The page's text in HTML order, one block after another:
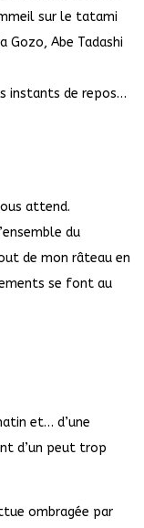
sur le tatami
Gozo, Abe Tadashi
instants de repos…
attend.
du
de mon râteau en
se font au
et… d’une
d’un peut trop
ombragée par